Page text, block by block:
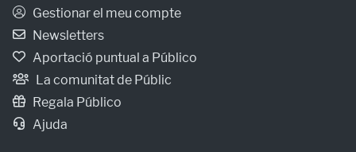
Gestionar el meu compte
Newsletters
Aportació puntual a Público
La comunitat de Públic
Regala Público
Ajuda